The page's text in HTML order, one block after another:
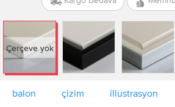
Çerçeve yok
balon çizim illüstrasyon